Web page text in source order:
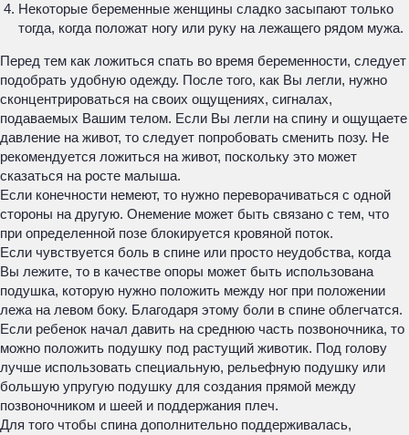
Некоторые беременные женщины сладко засыпают только
тогда, когда положат ногу или руку на лежащего рядом мужа.
Перед тем как ложиться спать во время беременности, следует
подобрать удобную одежду. После того, как Вы легли, нужно
сконцентрироваться на своих ощущениях, сигналах,
подаваемых Вашим телом. Если Вы легли на спину и ощущаете
давление на живот, то следует попробовать сменить позу. Не
рекомендуется ложиться на живот, поскольку это может
сказаться на росте малыша.
Если конечности немеют, то нужно переворачиваться с одной
стороны на другую. Онемение может быть связано с тем, что
при определенной позе блокируется кровяной поток.
Если чувствуется боль в спине или просто неудобства, когда
Вы лежите, то в качестве опоры может быть использована
подушка, которую нужно положить между ног при положении
лежа на левом боку. Благодаря этому боли в спине облегчатся.
Если ребенок начал давить на среднюю часть позвоночника, то
можно положить подушку под растущий животик. Под голову
лучше использовать специальную, рельефную подушку или
большую упругую подушку для создания прямой между
позвоночником и шеей и поддержания плеч.
Для того чтобы спина дополнительно поддерживалась,